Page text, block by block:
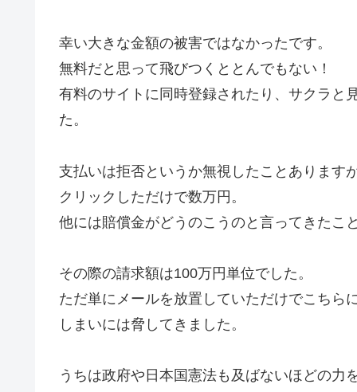
幸い大きな金額の被害ではなかったです。
無料だと思って飛びつくととんでもない！
有料のサイトに同時登録されたり、サクラと
た。
支払いは拒否というか無視したことあります
クリックしただけで数万円。
他には賠償金がどうのこうのと言ってきたこ
その際の請求額は100万円単位でした。
ただ単にメールを放置していただけでこちら
しまいには脅してきました。
うちは政府や日本国憲法も及ばないほどの力